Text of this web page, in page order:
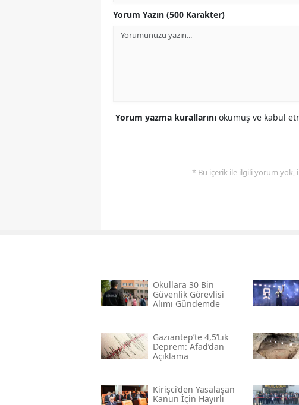
Yorum Yazın (500 Karakter)
Yorum yazma kurallarını okumuş ve kabul
* Bu içerik ile ilgili yorum yok,
Okullara 30 Bin
Güvenlik Görevlisi
Alımı Gündemde
Gaziantep’te 4,5’lik
Deprem: Afad’dan
Açıklama
Kirişci’den Yasalaşan
Kanun İçin Hayırlı